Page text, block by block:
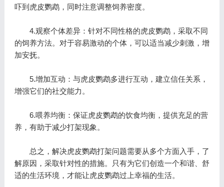
吓到虎皮鹦鹉，同时注意调整饲养密度。
4.观察个体差异：针对不同性格的虎皮鹦鹉，采取不同
的饲养方法。对于容易激动的个体，可以适当减少刺激，增
加安抚。
5.增加互动：与虎皮鹦鹉多进行互动，建立信任关系，
增强它们的社交能力。
6.喂养均衡：保证虎皮鹦鹉的饮食均衡，提供充足的营
养，有助于减少打架现象。
总之，解决虎皮鹦鹉打架问题需要从多个方面入手，了
解原因，采取针对性的措施。只有为它们创造一个和谐、舒
适的生活环境，才能让虎皮鹦鹉过上幸福的生活。